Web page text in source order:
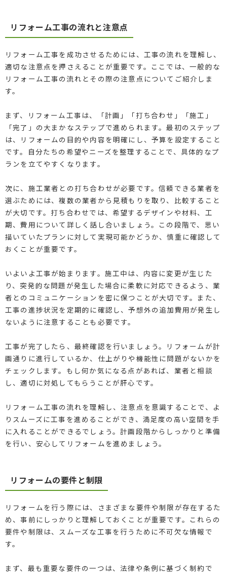
リフォーム工事の流れと注意点
リフォーム工事を成功させるためには、工事の流れを理解し、
適切な注意点を押さえることが重要です。ここでは、一般的な
リフォーム工事の流れとその際の注意点についてご紹介しま
す。
まず、リフォーム工事は、「計画」「打ち合わせ」「施工」
「完了」の大まかなステップで進められます。最初のステップ
は、リフォームの目的や内容を明確にし、予算を設定すること
です。自分たちの希望やニーズを整理することで、具体的なプ
ランを立てやすくなります。
次に、施工業者との打ち合わせが必要です。信頼できる業者を
選ぶためには、複数の業者から見積もりを取り、比較すること
が大切です。打ち合わせでは、希望するデザインや材料、工
期、費用について詳しく話し合いましょう。この段階で、思い
描いていたプランに対して実現可能かどうか、慎重に確認して
おくことが重要です。
いよいよ工事が始まります。施工中は、内容に変更が生じた
り、突発的な問題が発生した場合に柔軟に対応できるよう、業
者とのコミュニケーションを密に保つことが大切です。また、
工事の進捗状況を定期的に確認し、予想外の追加費用が発生し
ないように注意することも必要です。
工事が完了したら、最終確認を行いましょう。リフォームが計
画通りに進行しているか、仕上がりや機能性に問題がないかを
チェックします。もし何か気になる点があれば、業者と相談
し、適切に対処してもらうことが肝心です。
リフォーム工事の流れを理解し、注意点を意識することで、よ
りスムーズに工事を進めることができ、満足度の高い空間を手
に入れることができるでしょう。計画段階からしっかりと準備
を行い、安心してリフォームを進めましょう。
リフォームの要件と制限
リフォームを行う際には、さまざまな要件や制限が存在するた
め、事前にしっかりと理解しておくことが重要です。これらの
要件や制限は、スムーズな工事を行うために不可欠な情報で
す。
まず、最も重要な要件の一つは、法律や条例に基づく制約で